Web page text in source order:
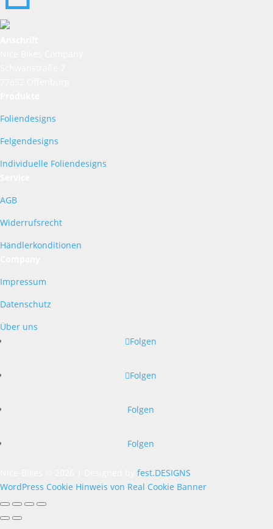
Foliendesigns
Felgendesigns
Individuelle Foliendesigns
AGB
Widerrufsrecht
Händlerkonditionen
Impressum
Datenschutz
Über uns
Folgen
Folgen
Folgen
Folgen
fest.DESIGNS
WordPress Cookie Hinweis von Real Cookie Banner